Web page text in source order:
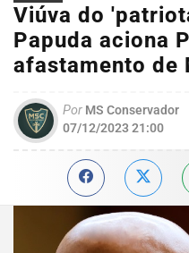
Viúva do
Papuda aciona
afastamento de
Por MS Conservador
07/12/2023 21:00